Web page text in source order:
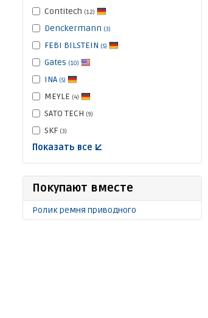
Contitech (12)
Denckermann (3)
FEBI BILSTEIN (5)
Gates (10)
INA (5)
MEYLE (4)
SATO TECH (9)
SKF (3)
Показать все ↓
Покупают вместе
Ролик ремня приводного